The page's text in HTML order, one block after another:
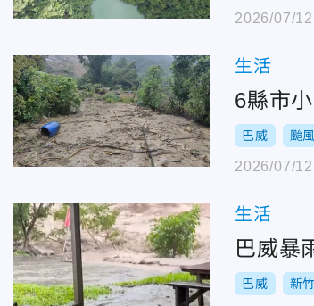
2026/07/
生活
6縣市
巴威 颱風
2026/07/
生活
巴威暴
巴威 新